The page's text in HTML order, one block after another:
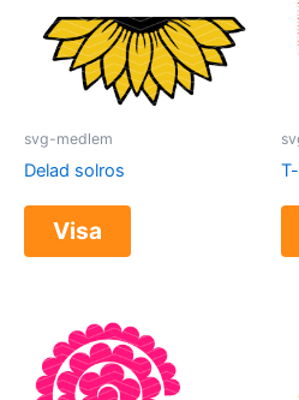
svg-medlem
Delad solros
Visa